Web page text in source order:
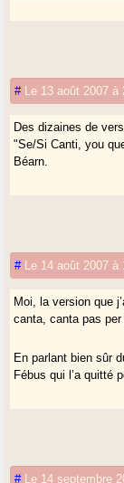
# Le 13 août 2007 à
Des dizaines de
"Se/Si Canti, you
Béarn.
# Le 14 août 2007 à
Moi, la version que
canta, canta pas
En parlant bien sûr
Fébus qui l’a quitté
# Le 14 septembre